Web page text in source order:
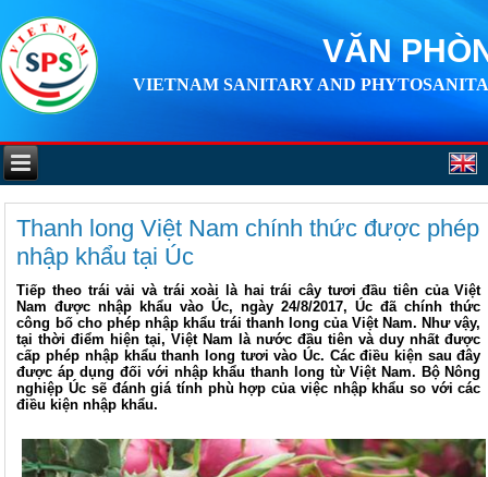
VĂN
VIETNAM SANITARY AND
Thanh long Việt Nam chính thức được phép
nhập khẩu tại Úc
Tiếp theo trái vải và trái xoài là hai trái cây tươi đầu tiên của Việt
Nam được nhập khẩu vào Úc, ngày 24/8/2017, Úc đã chính thức
công bố cho phép nhập khẩu trái thanh long của Việt Nam. Như vậy,
tại thời điểm hiện tại, Việt Nam là nước đầu tiên và duy nhất được
cấp phép nhập khẩu thanh long tươi vào Úc. Các điều kiện sau đây
được áp dụng đối với nhập khẩu thanh long từ Việt Nam. Bộ Nông
nghiệp Úc sẽ đánh giá tính phù hợp của việc nhập khẩu so với các
điều kiện nhập khẩu.